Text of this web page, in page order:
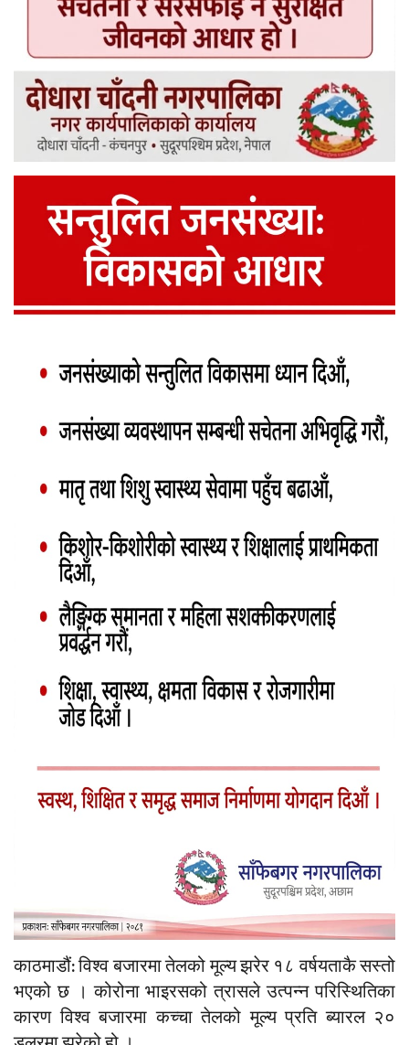
काठमाडौं: विश्व बजारमा तेलको मूल्य झरेर १८ वर्षयताकै सस्तो
भएको छ । कोरोना भाइरसको त्रासले उत्पन्न परिस्थितिका
कारण विश्व बजारमा कच्चा तेलको मूल्य प्रति ब्यारल २०